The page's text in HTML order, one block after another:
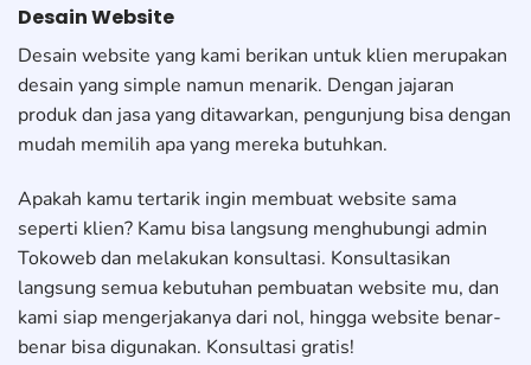
Desain Website
Desain website yang kami berikan untuk klien merupakan
desain yang simple namun menarik. Dengan jajaran
produk dan jasa yang ditawarkan, pengunjung bisa dengan
mudah memilih apa yang mereka butuhkan.
Apakah kamu tertarik ingin membuat website sama
seperti klien? Kamu bisa langsung menghubungi admin
Tokoweb dan melakukan konsultasi. Konsultasikan
langsung semua kebutuhan pembuatan website mu, dan
kami siap mengerjakanya dari nol, hingga website benar-
benar bisa digunakan. Konsultasi gratis!